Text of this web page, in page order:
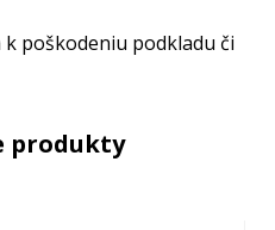
k poškodeniu podkladu či
produkty